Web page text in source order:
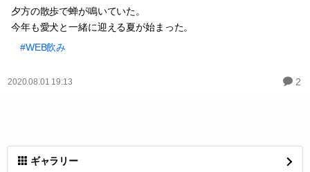
夕方の散歩で蝉が鳴いていた。
今年も愛犬と一緒に迎える夏が始まった。
#WEB飲み
2020.08.01 19:13 2
ギャラリー